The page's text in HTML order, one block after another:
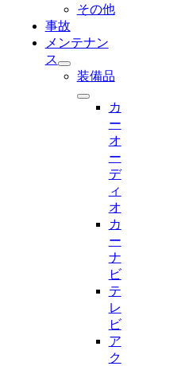
その他
事故
メンテナン
ス
装備品
カ
ー
オ
ー
デ
ィ
オ
カ
ー
ナ
ビ
テ
レ
ビ
ア
ク